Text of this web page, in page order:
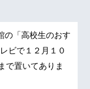
の「高校生のおす
ビで１２月１０
で置いてありま